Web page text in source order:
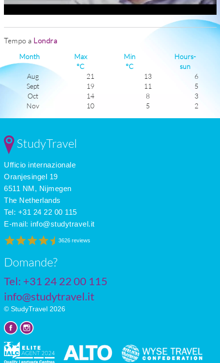
Tempo a Londra
Month
Max
°C
Min
°C
Hours-
sun
Aug
21 13
6
Sept
19 11
5
Oct
14 8
3
Nov
10 5
2
Mar
May
June
July
StudyTravel
Ufficio internazionale
Oranjesingel 19
6511 NM, Nijmegen
The Netherlands
Tel: +31 24 22 00 115
E-mail: info@studytravel.it
3626 reviews
Domande?
Tel: +31 24 22 00 115
info@studytravel.it
© StudyTravel 2026